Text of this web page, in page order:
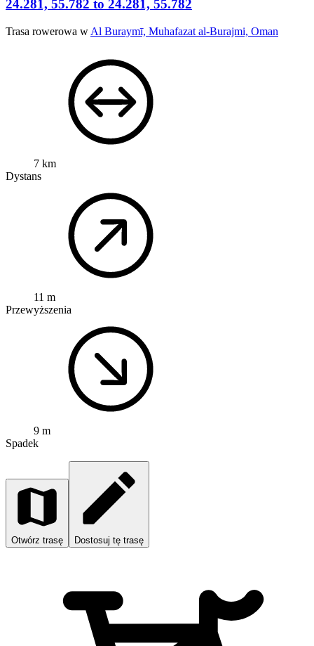
24.281, 55.782 to 24.281, 55.782
Trasa rowerowa w Al Buraymī, Muhafazat al-Burajmi, Oman
7 km
Dystans
11 m
Przewyższenia
9 m
Spadek
Otwórz trasę Dostosuj tę trasę